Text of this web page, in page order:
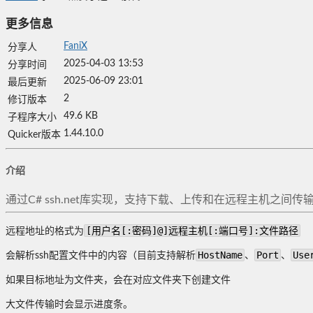
更多信息
分享人
FaniX
分享时间
2025-04-03 13:53
最后更新
2025-06-09 23:01
修订版本
2
子程序大小
49.6 KB
Quicker版本 1.44.10.0
介绍
通过C# ssh.net库实现，支持下载、上传和在远程主机之间传
远程地址的格式为 [用户名[:密码]@]远程主机[:端口号]:文件路径
会解析ssh配置文件中的内容（目前支持解析 HostName 、 Port 、
如果目标地址为文件夹，会在对应文件夹下创建文件
大文件传输时会显示进度条。